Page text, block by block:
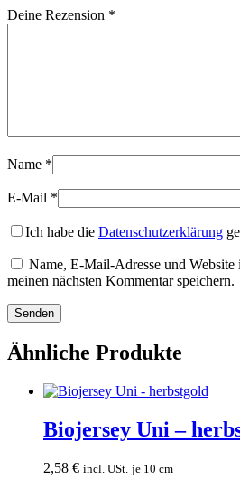
Deine Rezension *
Name *
E-Mail *
Ich habe die Datenschutzerklärung
Name, E-Mail-Adresse und
meinen nächsten Kommentar speichern.
Ähnliche Produkte
Biojersey Uni –
2,58 € incl. USt. je 10 cm